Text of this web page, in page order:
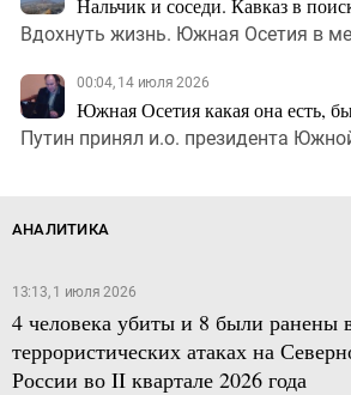
Нальчик и соседи. Кавказ в
Вдохнуть жизнь. Южная Осетия в
00:04, 14 июля 2026
Южная Осетия какая она есть,
Путин принял и.о. президента
АНАЛИТИКА
13:13, 1 июля 2026
4 человека убиты и 8 были ранены
террористических атаках на
России во II квартале 2026 года